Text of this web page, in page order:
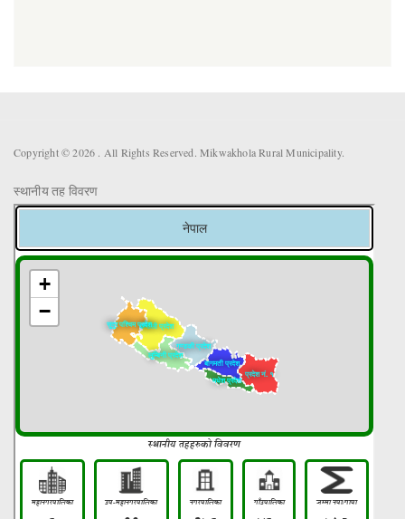
Copyright © 2026 . All Rights Reserved. Mikwakhola Rural Municipality.
स्थानीय तह विवरण